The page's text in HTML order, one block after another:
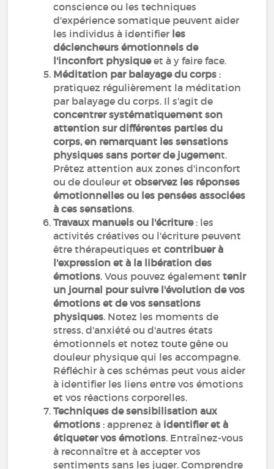
conscience ou les techniques
d'expérience somatique peuvent aider
les individus à identifier les
déclencheurs émotionnels de
l'inconfort physiqueet à y faire face.
Méditation par balayage du corps :
pratiquez régulièrement la méditation
par balayage du corps. Il s'agit de
concentrer systématiquement son
attention sur différentes parties du
corps, en remarquant les sensations
physiques sans porter de jugement.
Prêtez attention aux zones d'inconfort
ou de douleur etobservez les réponses
émotionnelles ou les pensées associées
à ces sensations.
Travaux manuels ou l'écriture: les
activités créatives ou l'écriture peuvent
être thérapeutiques etcontribuer à
l'expression et à la libération des
émotions. Vous pouvez égalementtenir
un journal pour suivre l'évolution de vos
émotions et de vos sensations
physiques. Notez les moments de
stress, d'anxiété ou d'autres états
émotionnels et notez toute gêne ou
douleur physique qui les accompagne.
Réfléchir à ces schémas peut vous aider
à identifier les liens entre vos émotions
et vos réactions corporelles.
Techniques de sensibilisation aux
émotions : apprenez à identifier et à
étiqueter vos émotions. Entraînez-vous
à reconnaître et à accepter vos
sentiments sans les juger. Comprendre